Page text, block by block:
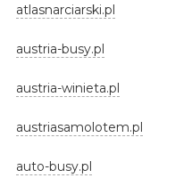
atlasnarciarski.pl
austria-busy.pl
austria-winieta.pl
austriasamolotem.pl
auto-busy.pl